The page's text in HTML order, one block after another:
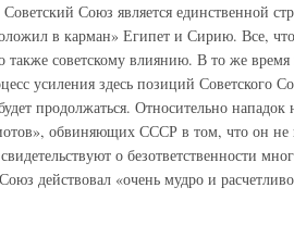
Союз является единственной
в карман» Египет и Сирию. Все,
советскому влиянию. В то же
усиления здесь позиций Советского
продолжаться. Относительно нападок
обвиняющих СССР в том, что он не
о безответственности
действовал «очень мудро и